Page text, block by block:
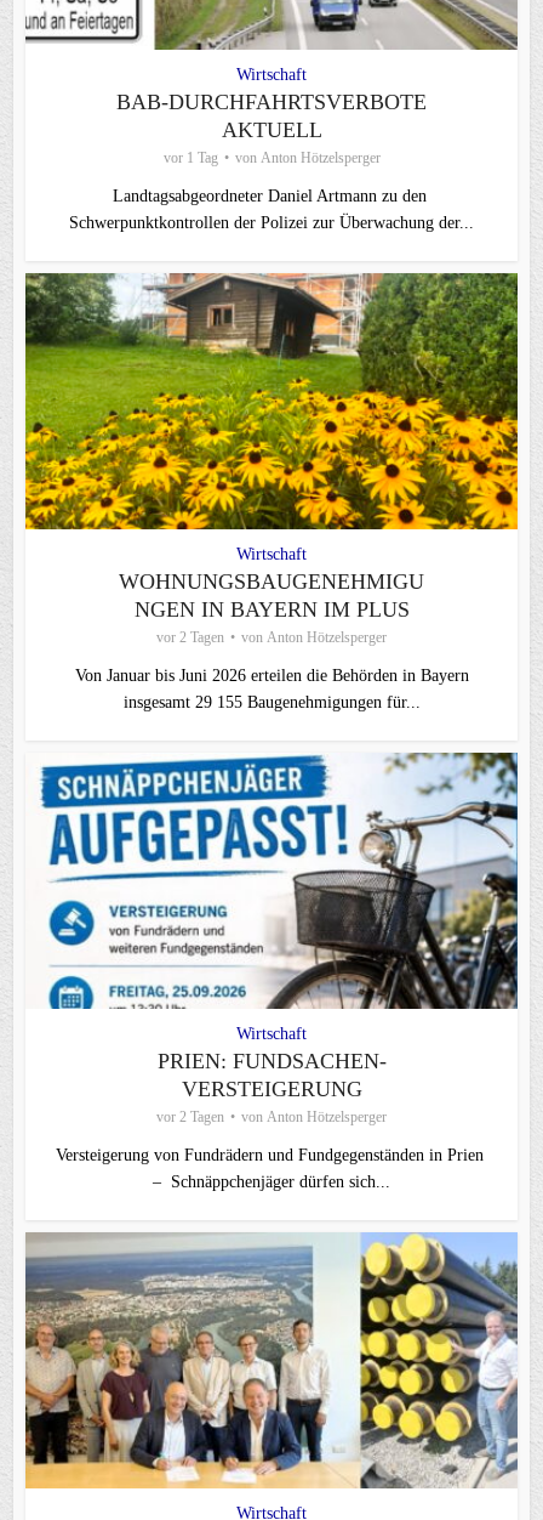
Wirtschaft
BAB-DURCHFAHRTSVERBOTE
AKTUELL
vor 1 Tag von Anton Hötzelsperger
Landtagsabgeordneter Daniel Artmann zu den
Schwerpunktkontrollen der Polizei zur Überwachung der...
Wirtschaft
WOHNUNGSBAUGENEHMIGU
NGEN IN BAYERN IM PLUS
vor 2 Tagen von Anton Hötzelsperger
Von Januar bis Juni 2026 erteilen die Behörden in Bayern
insgesamt 29 155 Baugenehmigungen für...
Wirtschaft
PRIEN: FUNDSACHEN-
VERSTEIGERUNG
vor 2 Tagen von Anton Hötzelsperger
Versteigerung von Fundrädern und Fundgegenständen in Prien
– Schnäppchenjäger dürfen sich...
Wirtschaft